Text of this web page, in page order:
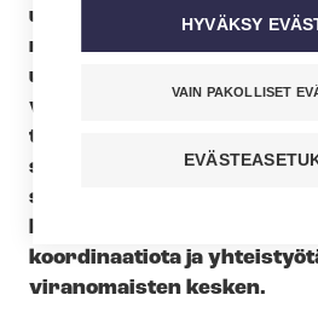
uudistus, jonka tavoitteena
mat­ti­kor­kea­kou­lu­jen
uudistamista ja toiminnan
vaikuttavuuden
terveysalan ammattijärjestö
sosiaali- ja terveysalan
suunnittelussa tarvittaisiin
koordinaatiota ja
viranomaisten kesken.
HYVÄKSY
VAIN PAKOLLISET